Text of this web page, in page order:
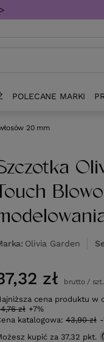
POLECANE MARKI
20 mm
Olivia Garden
zł brutto/ szt.
cena produktu w
zł +7%
katalogowa: 43,90 zł
kupić za 37.32 pkt.